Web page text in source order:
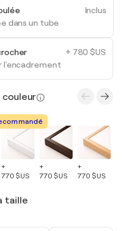
Inclus
dans un tube
+ 780 $US
l'encadrement
couleur
+
770 $US
+
770 $US
+
770 $US
taille